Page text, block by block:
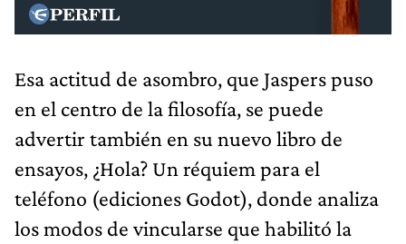
Esa actitud de asombro, que Jaspers puso
en el centro de la filosofía, se puede
advertir también en su nuevo libro de
ensayos, ¿Hola? Un réquiem para el
teléfono (ediciones Godot), donde analiza
los modos de vincularse que habilitó la